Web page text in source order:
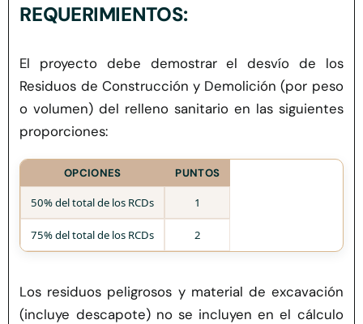
REQUERIMIENTOS:
El proyecto debe demostrar el desvío de los
Residuos de Construcción y Demolición (por peso
o volumen) del relleno sanitario en las siguientes
proporciones:
OPCIONES PUNTOS
50% del total de los RCDs 1
75% del total de los RCDs 2
Los residuos peligrosos y material de excavación
(incluye descapote) no se incluyen en el cálculo